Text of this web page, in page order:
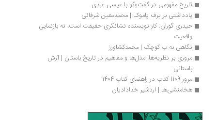
تاریخ مفهومی در گفت‌وگو با عیسی عبدی
یادداشتی بر برف پاموک | محمدمعین شرفائی
حیدری گوران: کار نویسنده نشانگری حقیقت است، نه بازنمایی
نگاهی به ب کوچک | محمدکشاورز
مروری بر نظریه‌ها، مدل‌ها و مفاهیم در تاریخ باستان | آرش
باستانی
مرور 1109 کتاب در راهنمای کتاب 1404
هخامنشی‌ها | اردشیر خدادادیان